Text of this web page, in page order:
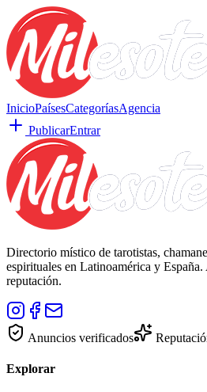
InicioPaísesCategoríasAgencia
PublicarEntrar
Directorio místico de tarotistas,
espirituales en Latinoamérica y
reputación.
Anuncios verificados
Explorar